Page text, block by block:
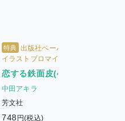
特典 出版社ペーパー + 限定
イラストブロマイド
恋する鉄面皮(4)
中田アキラ
芳文社
748 円(税込)